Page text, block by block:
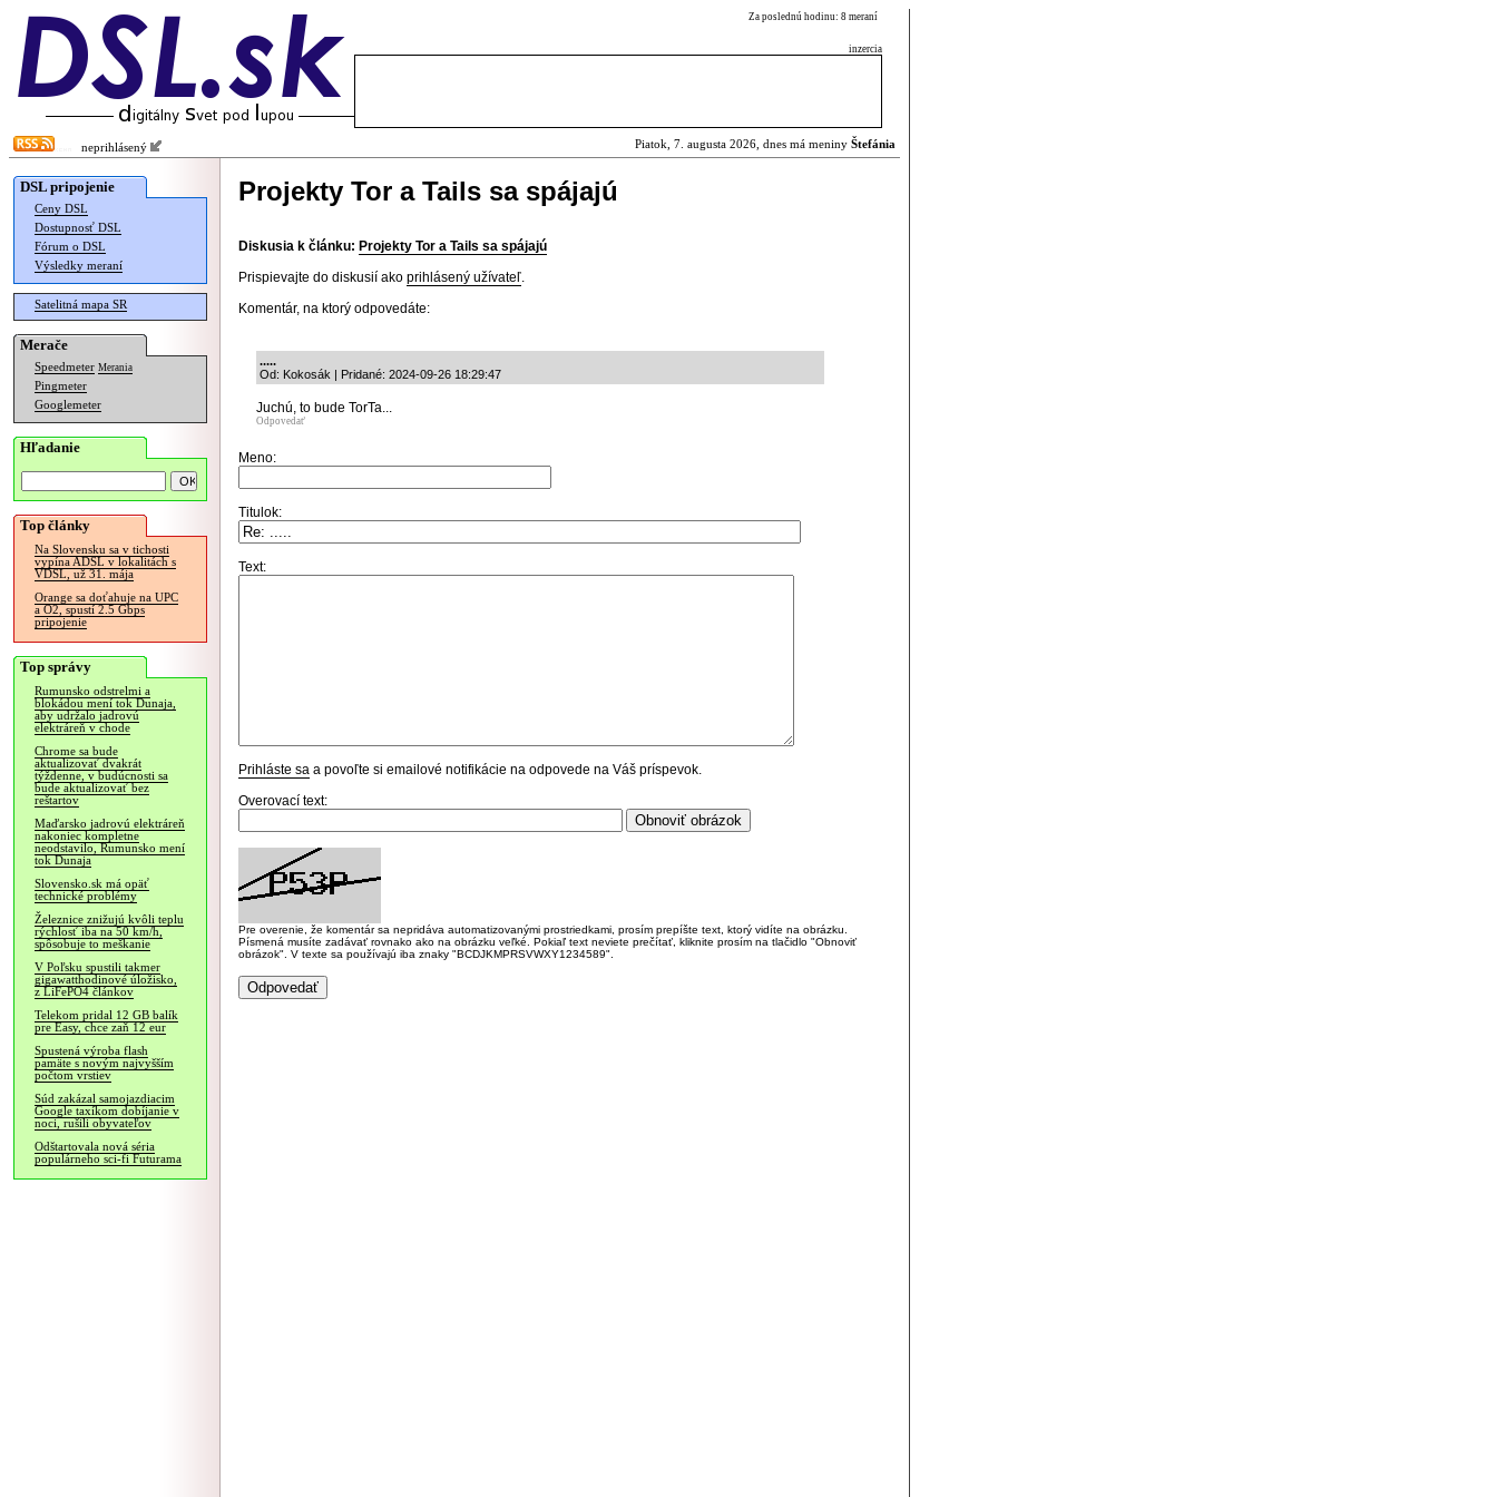
Za poslednú hodinu: 8 meraní
inzercia
neprihlásený Piatok, 7. augusta 2026, dnes má meniny Štefánia
DSL pripojenie
Ceny DSL
Dostupnosť DSL
Fórum o DSL
Výsledky meraní
Satelitná mapa SR
Merače
Speedmeter Merania
Pingmeter
Googlemeter
Hľadanie
Top články
Na Slovensku sa v tichosti
vypína ADSL v lokalitách s
VDSL, už 31. mája
Orange sa doťahuje na UPC
a O2, spustí 2.5 Gbps
pripojenie
Top správy
Rumunsko odstrelmi a
blokádou mení tok Dunaja,
aby udržalo jadrovú
elektráreň v chode
Chrome sa bude
aktualizovať dvakrát
týždenne, v budúcnosti sa
bude aktualizovať bez
reštartov
Maďarsko jadrovú elektráreň
nakoniec kompletne
neodstavilo, Rumunsko mení
tok Dunaja
Slovensko.sk má opäť
technické problémy
Železnice znižujú kvôli teplu
rýchlosť iba na 50 km/h,
spôsobuje to meškanie
V Poľsku spustili takmer
gigawatthodinové úložisko,
z LiFePO4 článkov
Telekom pridal 12 GB balík
pre Easy, chce zaň 12 eur
Spustená výroba flash
pamäte s novým najvyšším
počtom vrstiev
Súd zakázal samojazdiacim
Google taxíkom dobíjanie v
noci, rušili obyvateľov
Odštartovala nová séria
populárneho sci-fi Futurama
Projekty Tor a Tails sa spájajú
Diskusia k článku: Projekty Tor a Tails sa spájajú
Prispievajte do diskusií ako prihlásený užívateľ.
Komentár, na ktorý odpovedáte:
.....
Od: Kokosák | Pridané: 2024-09-26 18:29:47
Juchú, to bude TorTa...
Odpovedať
Meno:
Titulok:
Text:
Prihláste sa a povoľte si emailové notifikácie na odpovede na Váš príspevok.
Overovací text:
Pre overenie, že komentár sa nepridáva automatizovanými prostriedkami, prosím prepíšte text, ktorý vidíte na obrázku.
Písmená musíte zadávať rovnako ako na obrázku veľké. Pokiaľ text neviete prečítať, kliknite prosím na tlačidlo "Obnoviť
obrázok". V texte sa používajú iba znaky "BCDJKMPRSVWXY1234589".